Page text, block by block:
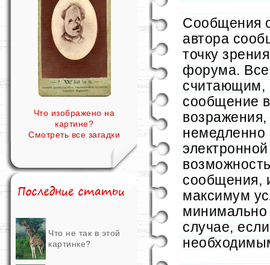
Что изображено на
картине?
Смотреть все загадки
Что не так в этой
картинке?
Сообщения
автора
точку
форума.
считающим,
сообщение
немедленно
сообщения,
максимум
случае,